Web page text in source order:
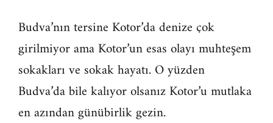
Budva’nın tersine Kotor’da denize çok
girilmiyor ama Kotor’un esas olayı muhteşem
sokakları ve sokak hayatı. O yüzden
Budva’da bile kalıyor olsanız Kotor’u mutlaka
en azından günübirlik gezin.